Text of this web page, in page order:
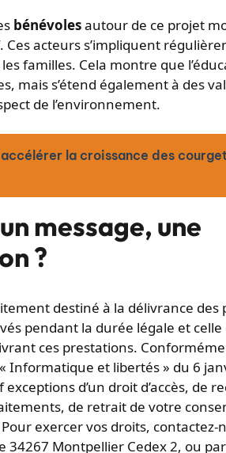
bénévolesautour de ce projet
Ces acteurs s’impliquent
familles. Cela montre que
mais s’étend également à des
de l’environnement.
la croissance des
message, une
?
destiné à la délivrance des
pendant la durée légale et
ces prestations.
Informatique et libertés » du 6
d’un droit d’accès, de
de retrait de votre
exercer vos droits, contactez-
34267 Montpellier Cedex 2, ou